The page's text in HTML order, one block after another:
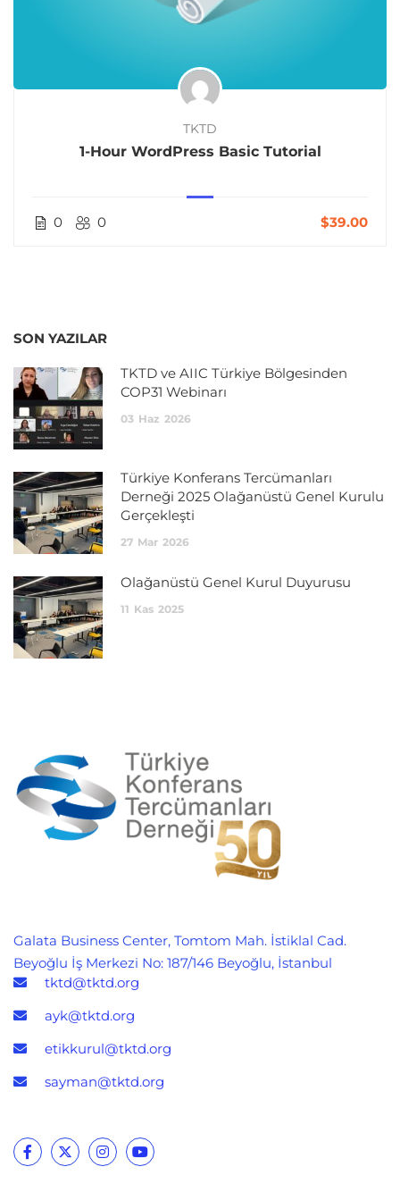
TKTD
1-Hour WordPress Basic Tutorial
0 0 $39.00
SON YAZILAR
TKTD ve AIIC Türkiye Bölgesinden
COP31 Webinarı
03 Haz 2026
Türkiye Konferans Tercümanları
Derneği 2025 Olağanüstü Genel Kurulu
Gerçekleşti
27 Mar 2026
Olağanüstü Genel Kurul Duyurusu
11 Kas 2025
Galata Business Center, Tomtom Mah. İstiklal Cad.
Beyoğlu İş Merkezi No: 187/146 Beyoğlu, İstanbul
tktd@tktd.org
ayk@tktd.org
etikkurul@tktd.org
sayman@tktd.org